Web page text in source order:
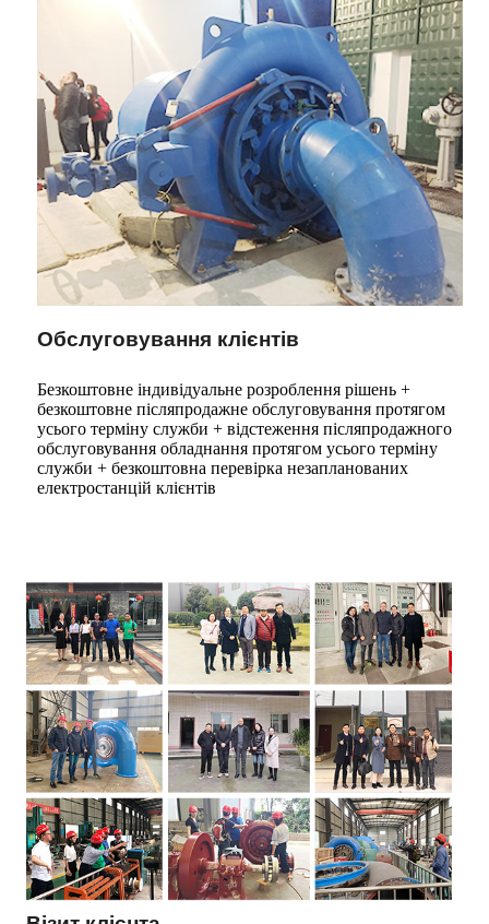
Обслуговування клієнтів
Безкоштовне індивідуальне розроблення рішень +
безкоштовне післяпродажне обслуговування протягом
усього терміну служби + відстеження післяпродажного
обслуговування обладнання протягом усього терміну
служби + безкоштовна перевірка незапланованих
електростанцій клієнтів